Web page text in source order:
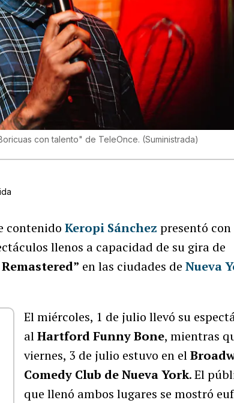
con talento" de TeleOnce. (Suministrada)
contenido Keropi Sánchezpresentó
llenos a capacidad de su gira de
en las ciudades deNueva
El miércoles, 1 de julio llevó su
alHartford Funny Bone, mientras
viernes, 3 de julio estuvo en el
Comedy Club de Nueva York. El
que llenó ambos lugares se mostró